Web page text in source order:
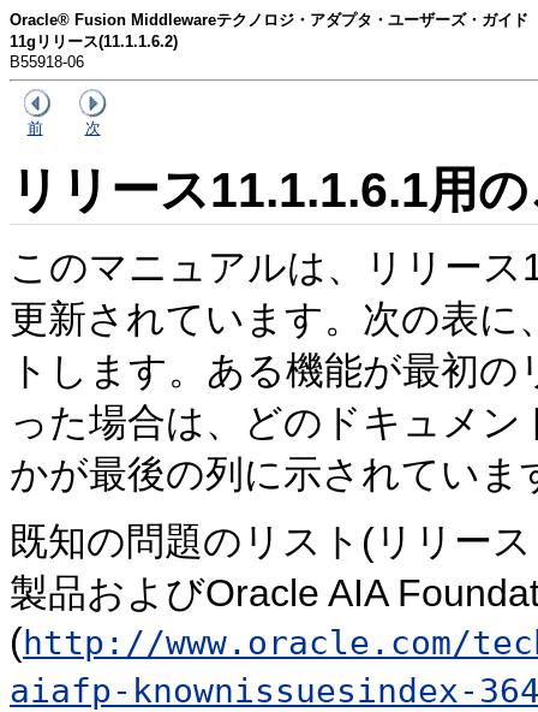
Oracle® Fusion Middlewareテクノロジ・アダプタ・ユーザーズ・ガイド
11gリリース(11.1.1.6.2)
B55918-06
前 次
リリース11.1.1.6.1用
このマニュアルは、リリー
更新されています。次の表
トします。ある機能が最初
った場合は、どのドキュメ
かが最後の列に示されていま
既知の問題のリスト(リリー
製品およびOracle AIA
(http://www.oracle.com/
aiafp-knownissuesindex-